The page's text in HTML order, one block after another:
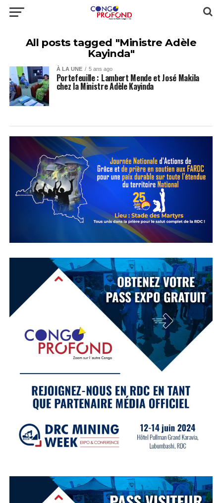
All posts tagged "Ministre Adèle
Kayinda"
À LA UNE 5 ans ago
Portefeuille : Lambert Mende et José Makila
chez la Ministre Adèle Kayinda